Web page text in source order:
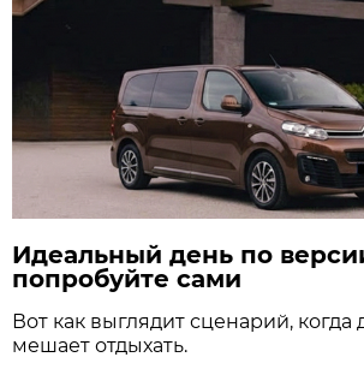
Идеальный день по
попробуйте сами
Вот как выглядит сценарий, когда
мешает отдыхать.